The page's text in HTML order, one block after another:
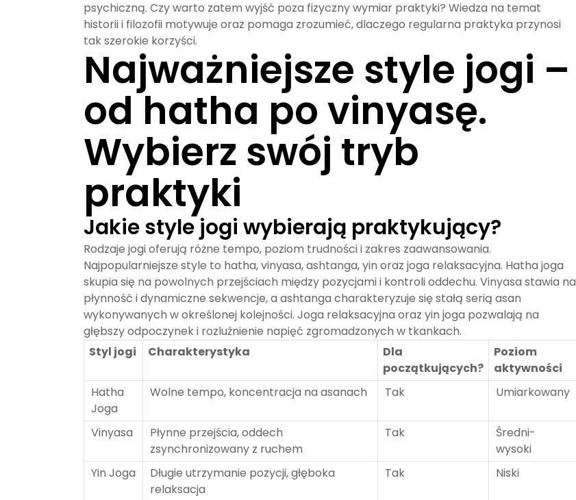
psychiczną. Czy warto zatem wyjść poza fizyczny wymiar praktyki? Wiedza na temat
historii i filozofii motywuje oraz pomaga zrozumieć, dlaczego regularna praktyka przynosi
tak szerokie korzyści.
Najważniejsze style jogi –
od hatha po vinyasę.
Wybierz swój tryb
praktyki
Jakie style jogi wybierają praktykujący?
Rodzaje jogioferują różne tempo, poziom trudności i zakres zaawansowania.
Najpopularniejsze style to hatha, vinyasa, ashtanga, yin oraz joga relaksacyjna. Hatha joga
skupia się na powolnych przejściach między pozycjami i kontroli oddechu. Vinyasa stawia na
płynność i dynamiczne sekwencje, a ashtanga charakteryzuje się stałą serią asan
wykonywanych w określonej kolejności. Joga relaksacyjna oraz yin joga pozwalają na
głębszy odpoczynek i rozluźnienie napięć zgromadzonych w tkankach.
Styl jogi
Charakterystyka
Dla
początkujących?
Poziom
aktywności
Hatha
Joga
Wolne tempo, koncentracja na asanach Tak Umiarkowany
Vinyasa
Płynne przejścia, oddech
zsynchronizowany z ruchem
Tak
Średni-
wysoki
Yin Joga
Długie utrzymanie pozycji, głęboka
relaksacja
Tak Niski